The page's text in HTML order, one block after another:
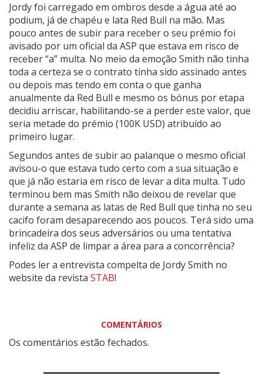
Jordy foi carregado em ombros desde a água até ao
podium, já de chapéu e lata Red Bull na mão. Mas
pouco antes de subir para receber o seu prémio foi
avisado por um oficial da ASP que estava em risco de
receber “a” multa. No meio da emoção Smith não tinha
toda a certeza se o contrato tinha sido assinado antes
ou depois mas tendo em conta o que ganha
anualmente da Red Bull e mesmo os bónus por etapa
decidiu arriscar, habilitando-se a perder este valor, que
seria metade do prémio (100K USD) atribuído ao
primeiro lugar.
Segundos antes de subir ao palanque o mesmo oficial
avisou-o que estava tudo certo com a sua situação e
que já não estaria em risco de levar a dita multa. Tudo
terminou bem mas Smith não deixou de revelar que
durante a semana as latas de Red Bull que tinha no seu
cacifo foram desaparecendo aos poucos. Terá sido uma
brincadeira dos seus adversários ou uma tentativa
infeliz da ASP de limpar a área para a concorrência?
Podes ler a entrevista compelta de Jordy Smith no
website da revista STAB!
COMENTÁRIOS
Os comentários estão fechados.